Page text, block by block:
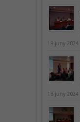
18 juny 2024
18 juny 2024